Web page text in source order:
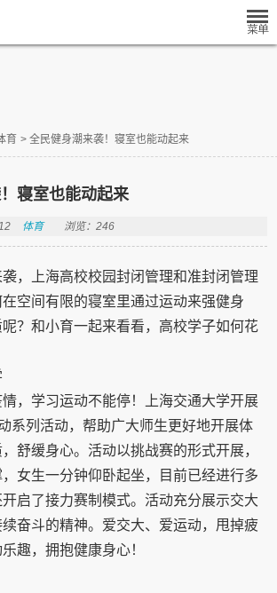
育 > 全民健身潮来袭！寝室也能动起来
寝室也能动起来
体育 浏览：246
，上海高校校园封闭管理和准封闭管理
空间有限的寝室里通过运动来强健身
？和小育一起来看看，高校学子如何花
，学习运动不能停！上海交通大学开展
系列活动，帮助广大师生更好地开展体
舒缓身心。活动以挑战赛的形式开展，
女生一分钟仰卧起坐，目前已经进行多
启了接力赛制模式。活动充分展示交大
奋斗的精神。爱交大、爱运动，甩掉疲
趣，拥抱健康身心！